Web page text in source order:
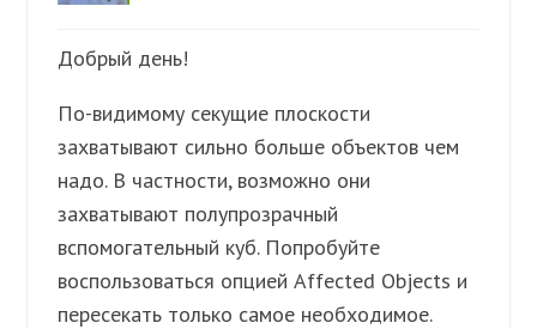
Добрый день!
По-видимому секущие плоскости
захватывают сильно больше объектов чем
надо. В частности, возможно они
захватывают полупрозрачный
вспомогательный куб. Попробуйте
воспользоваться опцией Affected Objects и
пересекать только самое необходимое.